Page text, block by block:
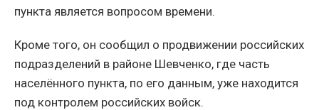
пункта является вопросом времени.
Кроме того, он сообщил о продвижении российских
подразделений в районе Шевченко, где часть
населённого пункта, по его данным, уже находится
под контролем российских войск.